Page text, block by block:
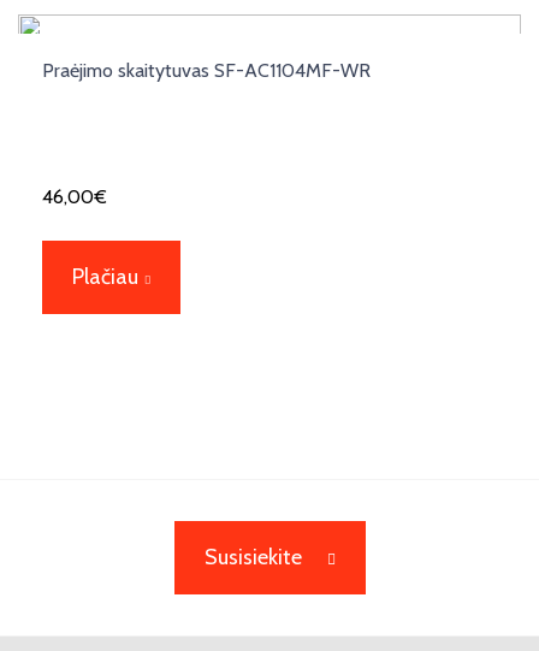
Praėjimo skaitytuvas SF-AC1104MF-WR
46,00€
Plačiau
Susisiekite